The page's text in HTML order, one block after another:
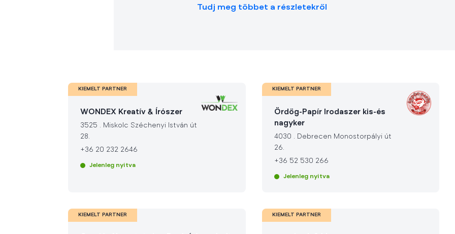
Tudj meg többet a részletekről
KIEMELT PARTNER
WONDEX Kreatív & Írószer
3525 . Miskolc Széchenyi István út
28.
+36 20 232 2646
Jelenleg nyitva
KIEMELT PARTNER
Ördög-Papír Irodaszer kis-és
nagyker
4030 . Debrecen Monostorpályi út
26.
+36 52 530 266
Jelenleg nyitva
KIEMELT PARTNER KIEMELT PARTNER